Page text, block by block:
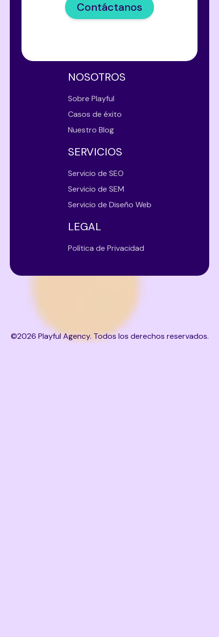
Contáctanos
NOSOTROS
Sobre Playful
Casos de éxito
Nuestro Blog
SERVICIOS
Servicio de SEO
Servicio de SEM
Servicio de Diseño Web
LEGAL
Política de Privacidad
©2026 Playful Agency. Todos los derechos reservados.